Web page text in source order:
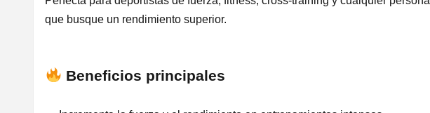
que busque un rendimiento superior.
Beneficios principales